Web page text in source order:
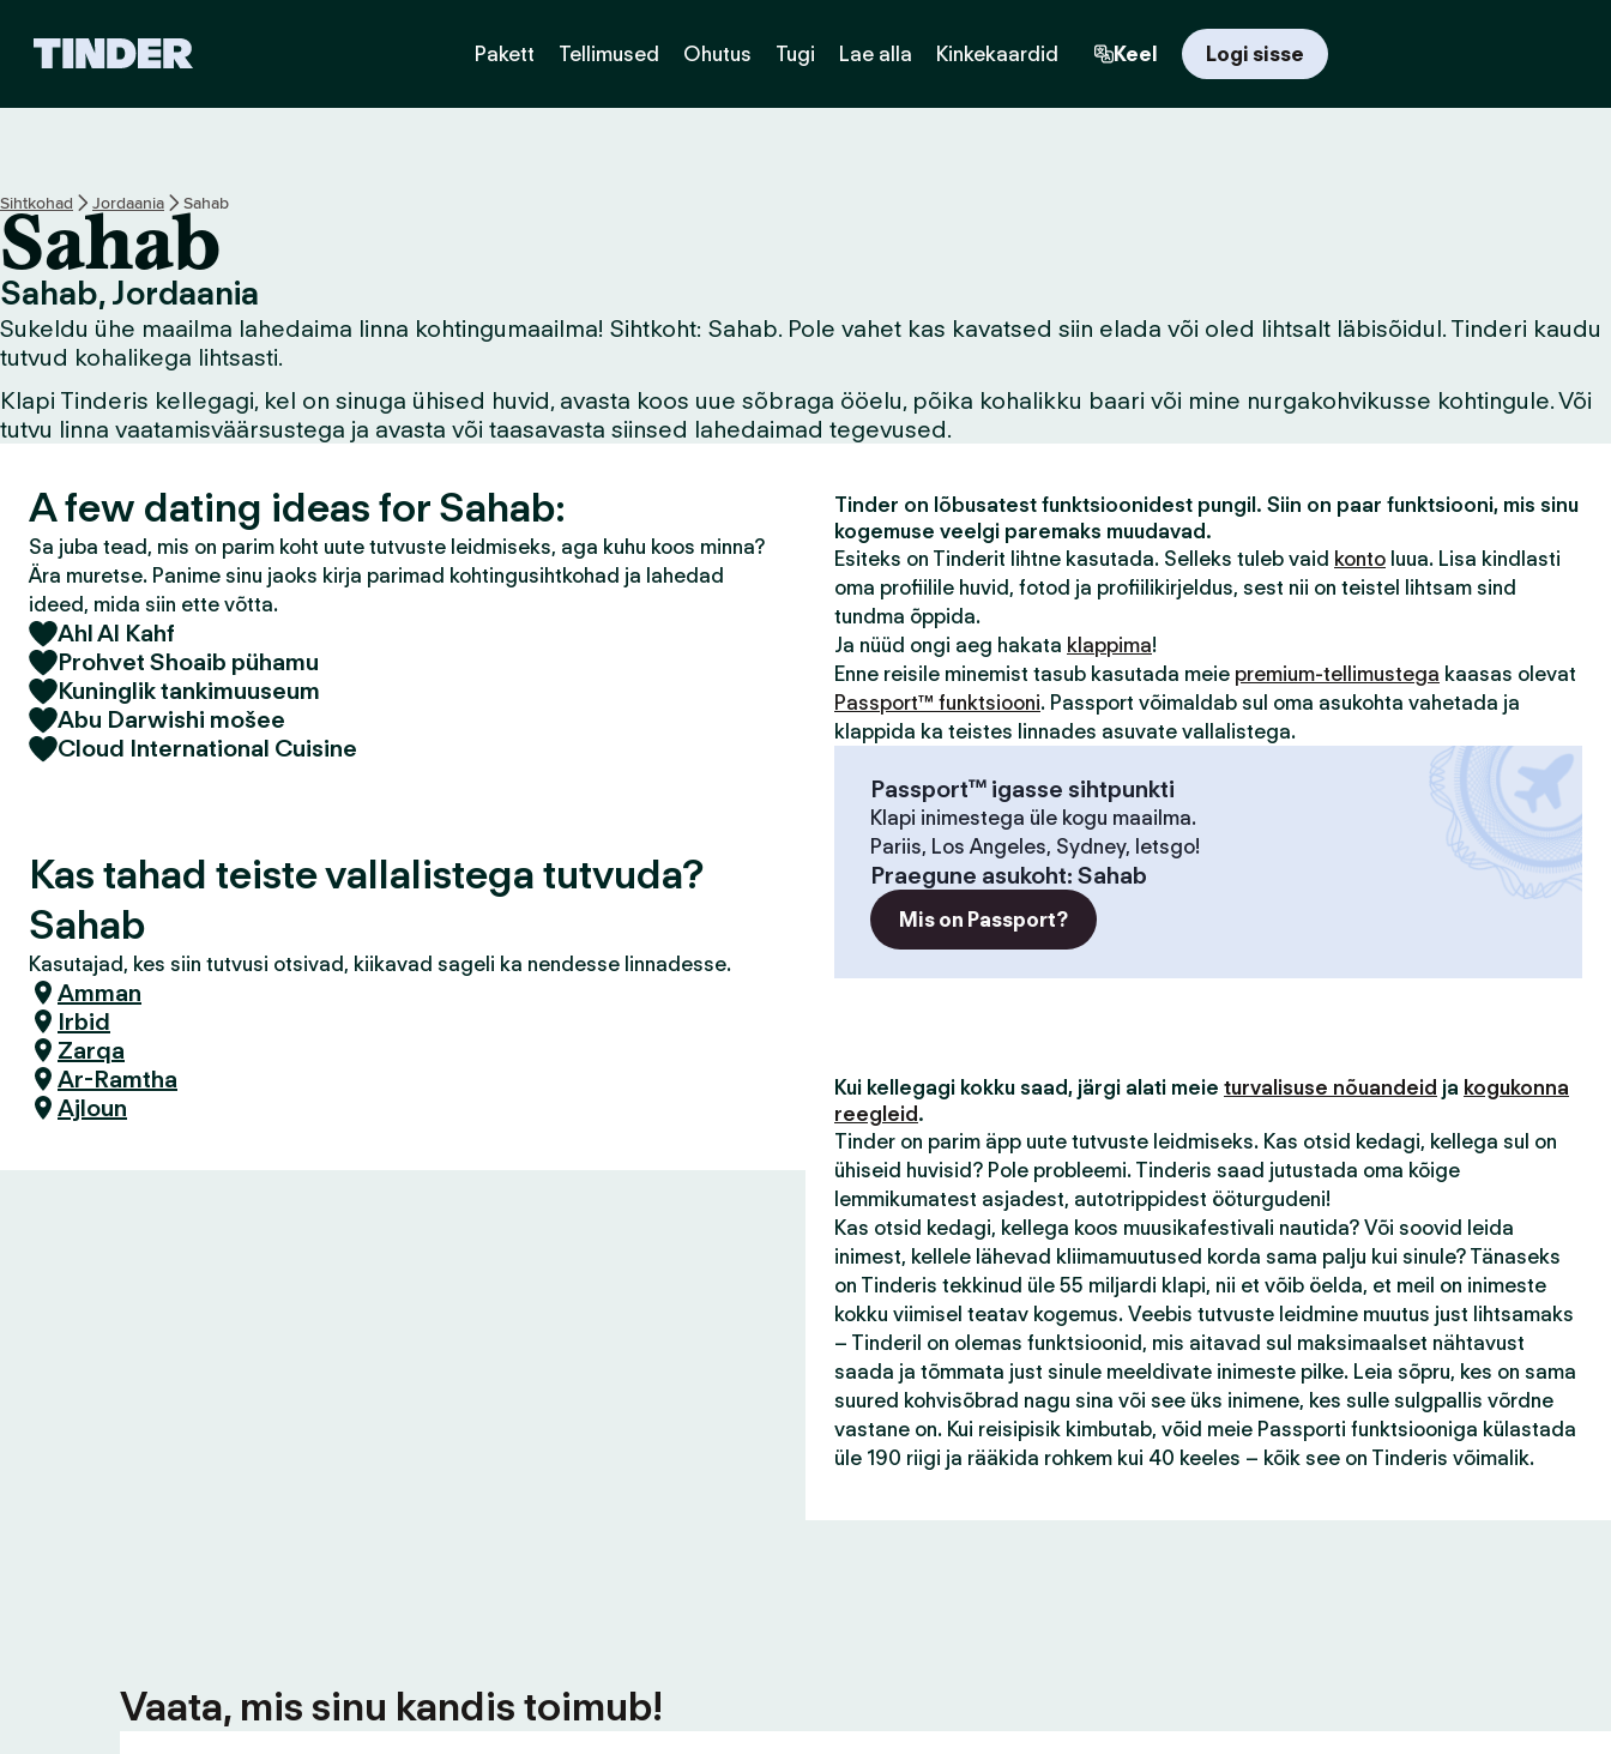
i
a
v
a
l
e
h
Pakett Tellimused Ohutus Tugi Lae alla Kinkekaardid Keel Logi sisse
Sihtkohad Jordaania Sahab
Sahab
Sahab, Jordaania
Sukeldu ühe maailma lahedaima linna kohtingumaailma! Sihtkoht: Sahab. Pole vahet kas kavatsed siin elada või oled lihtsalt läbisõidul. Tinderi kaudu
tutvud kohalikega lihtsasti.
Klapi Tinderis kellegagi, kel on sinuga ühised huvid, avasta koos uue sõbraga ööelu, põika kohalikku baari või mine nurgakohvikusse kohtingule. Või
tutvu linna vaatamisväärsustega ja avasta või taasavasta siinsed lahedaimad tegevused.
A few dating ideas for Sahab:
Sa juba tead, mis on parim koht uute tutvuste leidmiseks, aga kuhu koos minna?
Ära muretse. Panime sinu jaoks kirja parimad kohtingusihtkohad ja lahedad
ideed, mida siin ette võtta.
Ahl Al Kahf
Prohvet Shoaib pühamu
Kuninglik tankimuuseum
Abu Darwishi mošee
Cloud International Cuisine
Kas tahad teiste vallalistega tutvuda?
Sahab
Kasutajad, kes siin tutvusi otsivad, kiikavad sageli ka nendesse linnadesse.
Amman
Irbid
Zarqa
Ar-Ramtha
Ajloun
Tinder on lõbusatest funktsioonidest pungil. Siin on paar funktsiooni, mis sinu
kogemuse veelgi paremaks muudavad.
Esiteks on Tinderit lihtne kasutada. Selleks tuleb vaid konto luua. Lisa kindlasti
oma profiilile huvid, fotod ja profiilikirjeldus, sest nii on teistel lihtsam sind
tundma õppida.
Ja nüüd ongi aeg hakata klappima!
Enne reisile minemist tasub kasutada meie premium-tellimustega kaasas olevat
Passport™ funktsiooni. Passport võimaldab sul oma asukohta vahetada ja
klappida ka teistes linnades asuvate vallalistega.
Passport™ igasse sihtpunkti
Klapi inimestega üle kogu maailma.
Pariis, Los Angeles, Sydney, letsgo!
Praegune asukoht: Sahab
Mis on Passport?
Kui kellegagi kokku saad, järgi alati meie turvalisuse nõuandeid ja kogukonna
reegleid .
Tinder on parim äpp uute tutvuste leidmiseks. Kas otsid kedagi, kellega sul on
ühiseid huvisid? Pole probleemi. Tinderis saad jutustada oma kõige
lemmikumatest asjadest, autotrippidest ööturgudeni!
Kas otsid kedagi, kellega koos muusikafestivali nautida? Või soovid leida
inimest, kellele lähevad kliimamuutused korda sama palju kui sinule? Tänaseks
on Tinderis tekkinud üle 55 miljardi klapi, nii et võib öelda, et meil on inimeste
kokku viimisel teatav kogemus. Veebis tutvuste leidmine muutus just lihtsamaks
– Tinderil on olemas funktsioonid, mis aitavad sul maksimaalset nähtavust
saada ja tõmmata just sinule meeldivate inimeste pilke. Leia sõpru, kes on sama
suured kohvisõbrad nagu sina või see üks inimene, kes sulle sulgpallis võrdne
vastane on. Kui reisipisik kimbutab, võid meie Passporti funktsiooniga külastada
üle 190 riigi ja rääkida rohkem kui 40 keeles – kõik see on Tinderis võimalik.
Vaata, mis sinu kandis toimub!